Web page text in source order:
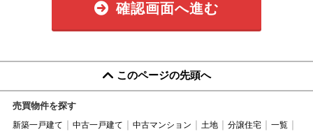
確認画面へ進む
このページの先頭へ
売買物件を探す
新築一戸建て 中古一戸建て 中古マンション 土地 分譲住宅
一覧